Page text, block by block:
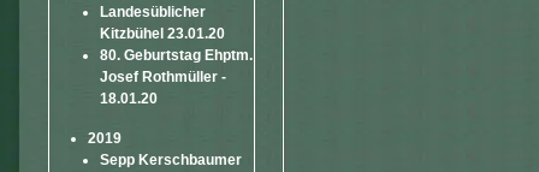
Landesüblicher
Kitzbühel 23.01.20
80. Geburtstag Ehptm.
Josef Rothmüller -
18.01.20
2019
Sepp Kerschbaumer